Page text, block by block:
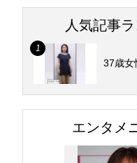
人気記事
37歳女
エンタメ